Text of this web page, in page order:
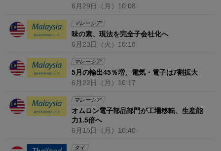
6月29日 （月） 10:08
マレーシア
味の素、現法を完全子会社化へ
6月23日 （火） 10:18
マレーシア
5月の輸出45％増、電気・電子は7割拡大
6月22日 （月） 10:17
マレーシア
オムロン電子部品部門が工場移転、生産能
力1.5倍へ
6月15日 （月） 10:40
タイ